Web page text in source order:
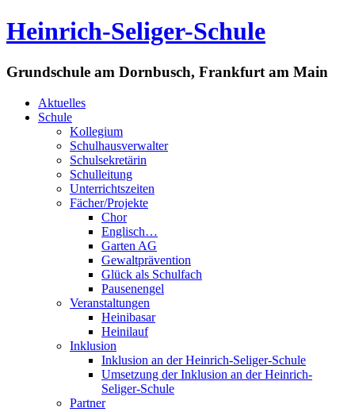
Heinrich-Seliger-Schule
Grundschule am Dornbusch, Frankfurt am Main
Aktuelles
Schule
Kollegium
Schulhausverwalter
Schulsekretärin
Schulleitung
Unterrichtszeiten
Fächer/Projekte
Chor
Englisch…
Garten AG
Gewaltprävention
Glück als Schulfach
Pausenengel
Veranstaltungen
Heinibasar
Heinilauf
Inklusion
Inklusion an der Heinrich-Seliger-Schule
Umsetzung der Inklusion an der Heinrich-
Seliger-Schule
Partner